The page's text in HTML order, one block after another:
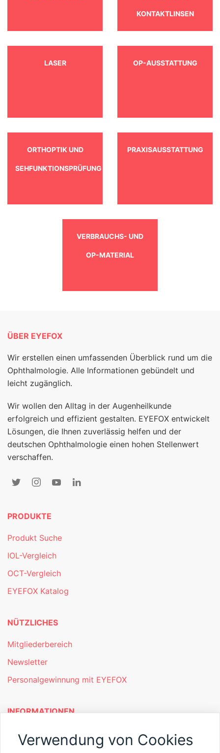
KONTAKTLINSEN
LASER OP-AUSSTATTUNG
ORTHOPTIK UND
SEHFUNKTIONSPRÜFUNG
PRAXISAUSSTATTUNG
VERBRAUCHS- UND
OP-MATERIAL
ÜBER EYEFOX
Wir erstellen einen umfassenden Überblick rund um die
Ophthalmologie. Alle Informationen gebündelt und
leicht zugänglich.
Wir wollen den Alltag in der Augenheilkunde
erfolgreich und effizient gestalten. EYEFOX entwickelt
Lösungen, die Ihnen zuverlässig helfen und der
deutschen Ophthalmologie einen hohen Stellenwert
verschaffen.
PRODUKTE
Produkt Suche
IOL-Vergleich
OCT-Vergleich
EYEFOX Katalog
NÜTZLICHES
Mitgliederbereich
Newsletter
Personalgewinnung mit EYEFOX
INFORMATIONEN
Was ist EYEFOX – Ihre Möglichkeiten
Verwendung von Cookies